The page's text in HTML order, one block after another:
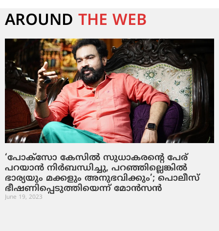
AROUND THE WEB
‘പോക്സോ കേസില്‍ സുധാകരന്റെ പേര്
പറയാന്‍ നിര്‍ബന്ധിച്ചു, പറഞ്ഞില്ലെങ്കില്‍
ഭാര്യയും മക്കളും അനുഭവിക്കും’; പൊലീസ്
ഭീഷണിപ്പെടുത്തിയെന്ന് മോന്‍സന്‍
June 19, 2023